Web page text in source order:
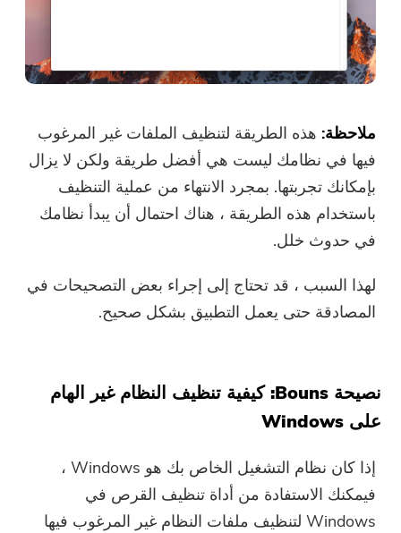
ملاحظة: هذه الطريقة لتنظيف الملفات غير المرغوب
فيها في نظامك ليست هي أفضل طريقة ولكن لا يزال
بإمكانك تجربتها. بمجرد الانتهاء من عملية التنظيف
باستخدام هذه الطريقة ، هناك احتمال أن يبدأ نظامك
في حدوث خلل.
لهذا السبب ، قد تحتاج إلى إجراء بعض التصحيحات في
المصادقة حتى يعمل التطبيق بشكل صحيح.
نصيحة Bouns: كيفية تنظيف النظام غير الهام
على Windows
إذا كان نظام التشغيل الخاص بك هو Windows ،
فيمكنك الاستفادة من أداة تنظيف القرص في
Windows لتنظيف ملفات النظام غير المرغوب فيها